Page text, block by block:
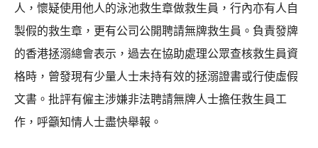
人，懷疑使用他人的泳池救生章做救生員，行內亦有人自
製假的救生章，更有公司公開聘請無牌救生員。負責發牌
的香港拯溺總會表示，過去在協助處理公眾查核救生員資
格時，曾發現有少量人士未持有效的拯溺證書或行使虛假
文書。批評有僱主涉嫌非法聘請無牌人士擔任救生員工
作，呼籲知情人士盡快舉報。